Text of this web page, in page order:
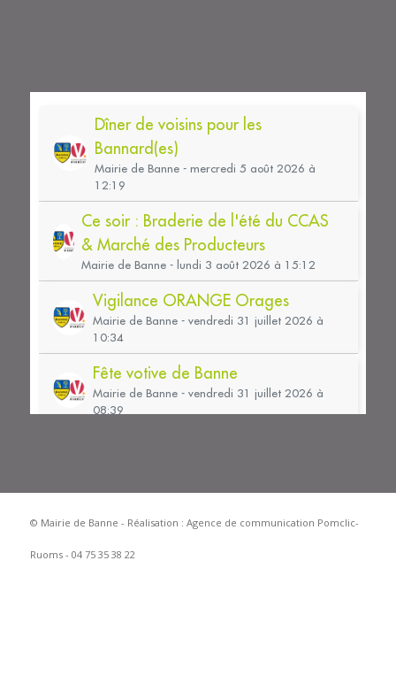
© Mairie de Banne - Réalisation : Agence de communication Pomclic-
Ruoms - 04 75 35 38 22